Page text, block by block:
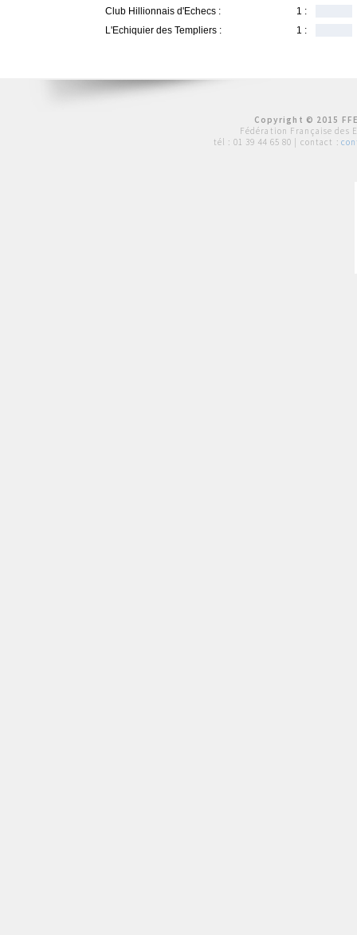
Club Hillionnais d'Echecs :
1 :
L'Echiquier des Templiers :
1 :
Copyright © 2015
Fédération Française des
tél : 01 39 44 65 80 | contact :